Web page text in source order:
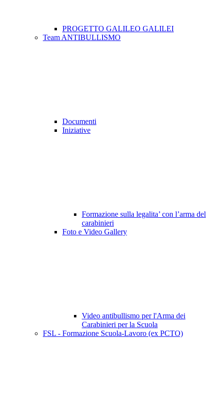
PROGETTO GALILEO GALILEI
Team ANTIBULLISMO
Documenti
Iniziative
Formazione sulla legalita’ con l’arma del
carabinieri
Foto e Video Gallery
Video antibullismo per l'Arma dei
Carabinieri per la Scuola
FSL - Formazione Scuola-Lavoro (ex PCTO)